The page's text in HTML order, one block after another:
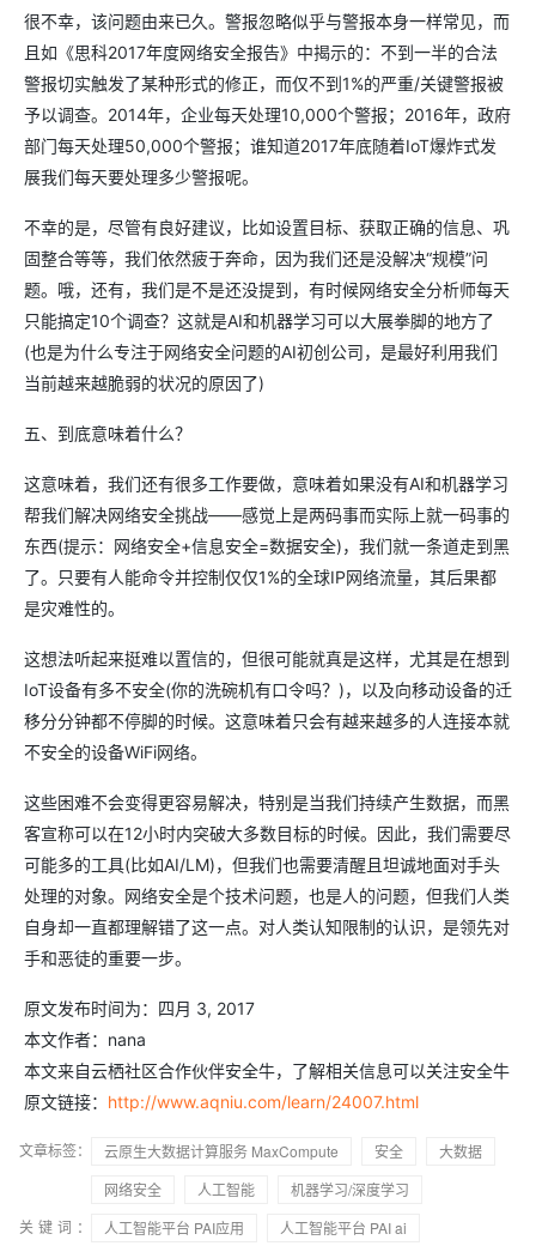
很不幸，该问题由来已久。警报忽略似乎与警报本身一样常见，而
且如《思科2017年度网络安全报告》中揭示的：不到一半的合法
警报切实触发了某种形式的修正，而仅不到1%的严重/关键警报被
予以调查。2014年，企业每天处理10,000个警报；2016年，政府
部门每天处理50,000个警报；谁知道2017年底随着IoT爆炸式发
展我们每天要处理多少警报呢。
不幸的是，尽管有良好建议，比如设置目标、获取正确的信息、巩
固整合等等，我们依然疲于奔命，因为我们还是没解决“规模”问
题。哦，还有，我们是不是还没提到，有时候网络安全分析师每天
只能搞定10个调查？这就是AI和机器学习可以大展拳脚的地方了
(也是为什么专注于网络安全问题的AI初创公司，是最好利用我们
当前越来越脆弱的状况的原因了)
五、到底意味着什么？
这意味着，我们还有很多工作要做，意味着如果没有AI和机器学习
帮我们解决网络安全挑战——感觉上是两码事而实际上就一码事的
东西(提示：网络安全+信息安全=数据安全)，我们就一条道走到黑
了。只要有人能命令并控制仅仅1%的全球IP网络流量，其后果都
是灾难性的。
这想法听起来挺难以置信的，但很可能就真是这样，尤其是在想到
IoT设备有多不安全(你的洗碗机有口令吗？)，以及向移动设备的迁
移分分钟都不停脚的时候。这意味着只会有越来越多的人连接本就
不安全的设备WiFi网络。
这些困难不会变得更容易解决，特别是当我们持续产生数据，而黑
客宣称可以在12小时内突破大多数目标的时候。因此，我们需要尽
可能多的工具(比如AI/LM)，但我们也需要清醒且坦诚地面对手头
处理的对象。网络安全是个技术问题，也是人的问题，但我们人类
自身却一直都理解错了这一点。对人类认知限制的认识，是领先对
手和恶徒的重要一步。
原文发布时间为：四月 3, 2017
本文作者：nana
本文来自云栖社区合作伙伴安全牛，了解相关信息可以关注安全牛
原文链接： http://www.aqniu.com/learn/24007.html
文章标签： 云原生大数据计算服务 MaxCompute 安全
大数据
网络安全
人工智能
机器学习/深度学习
关键词：
人工智能平台 PAI应用 人工智能平台 PAI ai